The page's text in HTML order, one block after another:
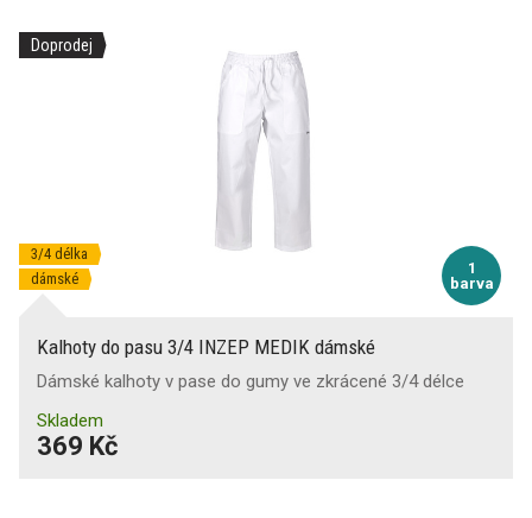
Doprodej
1
barva
3/4 délka
dámské
Kalhoty do pasu 3/4 INZEP MEDIK dámské
Dámské kalhoty v pase do gumy ve zkrácené 3/4 délce
Skladem
369 Kč